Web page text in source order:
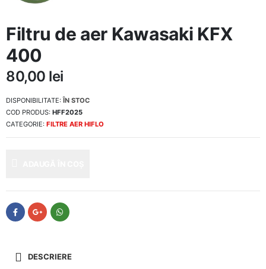
Filtru de aer Kawasaki KFX
400
80,00 lei
DISPONIBILITATE: ÎN STOC
COD PRODUS: HFF2025
CATEGORIE: FILTRE AER HIFLO
DESCRIERE